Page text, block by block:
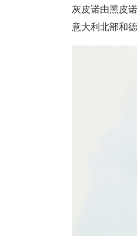
灰皮诺由黑皮
意大利北部和德